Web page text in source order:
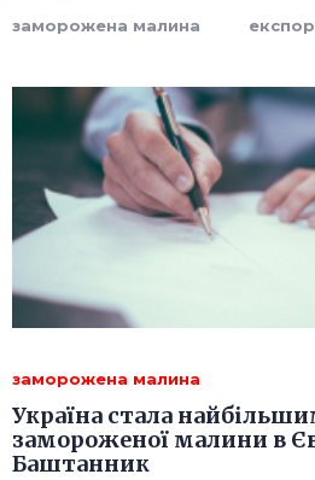
заморожена малина
заморожена малина
Україна стала
замороженої малини в
Баштанник